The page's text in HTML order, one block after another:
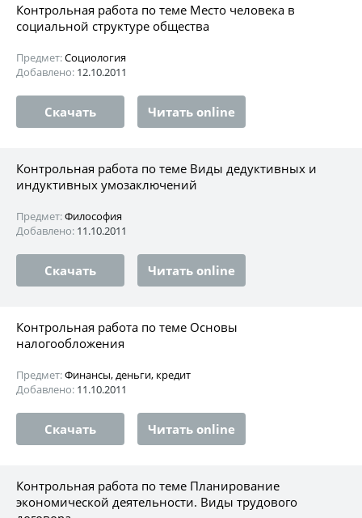
Контрольная работа по теме Место человека в
социальной структуре общества
Предмет:Социология
Добавлено: 12.10.2011
Скачать Читать online
Контрольная работа по теме Виды дедуктивных и
индуктивных умозаключений
Предмет:Философия
Добавлено: 11.10.2011
Скачать Читать online
Контрольная работа по теме Основы
налогообложения
Предмет:Финансы, деньги, кредит
Добавлено: 11.10.2011
Скачать Читать online
Контрольная работа по теме Планирование
экономической деятельности. Виды трудового